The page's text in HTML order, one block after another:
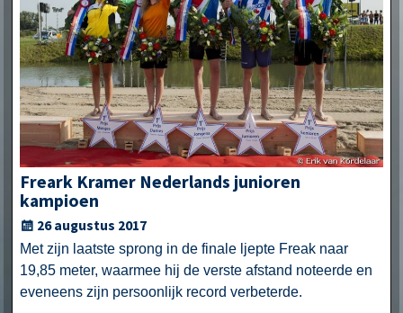
Freark Kramer Nederlands junioren
kampioen
26 augustus 2017
Met zijn laatste sprong in de finale ljepte Freak naar
19,85 meter, waarmee hij de verste afstand noteerde en
eveneens zijn persoonlijk record verbeterde.